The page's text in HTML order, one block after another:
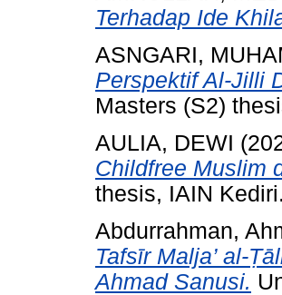
Terhadap Ide
ASNGARI,
Perspektif Al-Jilli
Masters (S2)
AULIA, DEWI
Childfree Muslim
thesis, IAIN Kediri.
Abdurrahman,
Tafsīr Malja’ al-
Ahmad Sanusi.